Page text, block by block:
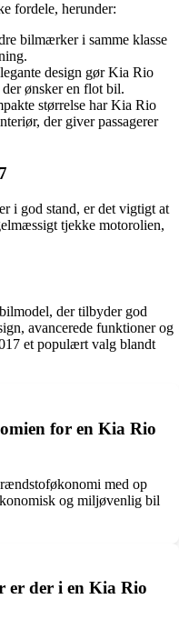
fordele, herunder:
bilmærker i samme klasse
design gør Kia Rio
ønsker en flot bil.
størrelse har Kia Rio
der giver passagerer
i god stand, er det vigtigt at
tjekke motorolien,
der tilbyder god
avancerede funktioner og
et populært valg blandt
for en Kia Rio
med op
og miljøvenlig bil
er der i en Kia Rio